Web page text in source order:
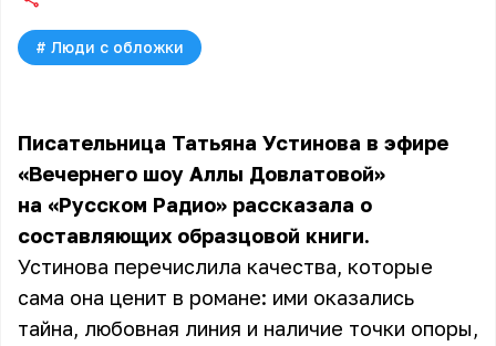
# Люди с обложки
Писательница Татьяна Устинова в эфире
«Вечернего шоу Аллы Довлатовой»
на «Русском Радио» рассказала о
составляющих образцовой книги.
Устинова перечислила качества, которые
сама она ценит в романе: ими оказались
тайна, любовная линия и наличие точки опоры,